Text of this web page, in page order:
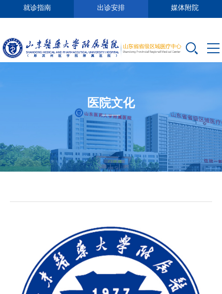
就诊指南 出诊安排 媒体附院
医院文化